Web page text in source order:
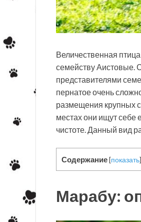
Величественная
семейству Аистовые.
представителями
пернатое очень
размещения крупных
местах они ищут себе
чистоте. Данный вид
Содержание[показать]
Марабу: